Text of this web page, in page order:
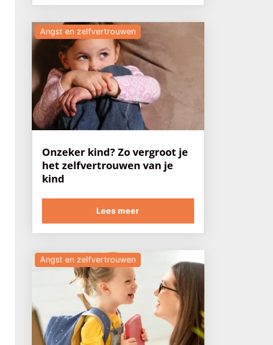
Onzeker kind? Zo vergroot je
het zelfvertrouwen van je
kind
Angst en zelfvertrouwen
Lees meer
Angst en zelfvertrouwen